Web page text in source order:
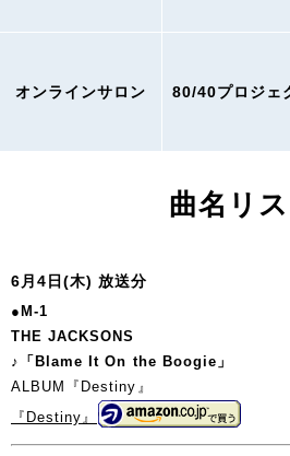
オンラインサロン 80/40プロジェ
曲名リス
6月4日(木) 放送分
●M-1
THE JACKSONS
♪「Blame It On the Boogie」
ALBUM『Destiny』
『Destiny』